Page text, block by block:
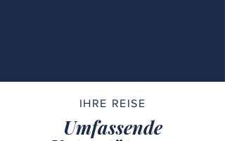
IHRE REISE
Umfassende